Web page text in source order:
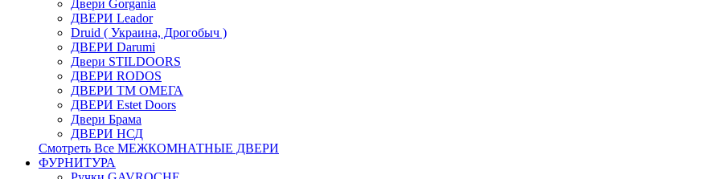
Двери Gorgania
ДВЕРИ Leador
Druid ( Украина, Дрогобыч )
ДВЕРИ Darumi
Двери STILDOORS
ДВЕРИ RODOS
ДВЕРИ ТМ ОМЕГА
ДВЕРИ Estet Doors
Двери Брама
ДВЕРИ НСД
Смотреть Все МЕЖКОМНАТНЫЕ ДВЕРИ
ФУРНИТУРА